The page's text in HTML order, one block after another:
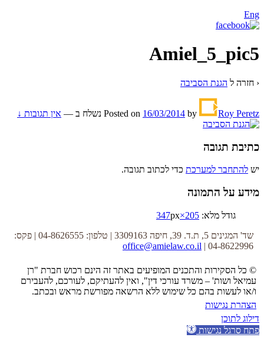
Eng
Amiel_5_pic5
‹ חזרה ל הגנת הסביבה
Posted on 16/03/2014 by Roy Peretz נשלח ב — אין תגובות ↓
כתיבת תגובה
יש להתחבר למערכת כדי לכתוב תגובה.
מידע על התמונה
גודל מלא: 205×347
px
שד' המגינים 5, ת.ד. 39, חיפה 3309163 | טלפון: 04-8626555 | פקס:
04-8622996 |
office@amielaw.co.il
© כל הסקירות והתכנים המופיעים באתר זה הינם רכוש חברת "רן
עמיאל ושות' – משרד עורכי דין", ואין להעתיקם, לעורכם, להעבירם
ו/או לעשות בהם כל שימוש ללא הרשאה מפורשת מראש ובכתב.
הצהרת נגישות
דילוג לתוכן
פתח סרגל נגישות